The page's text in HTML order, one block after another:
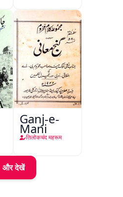
Ganj-e-
Mani
तिलोकचंद महरूम
और देखें